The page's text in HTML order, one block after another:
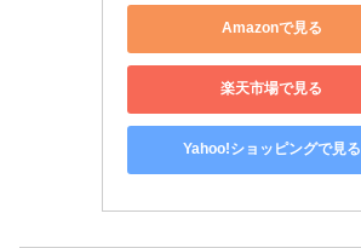
Amazonで見る
楽天市場で見る
Yahoo!ショッピングで見る